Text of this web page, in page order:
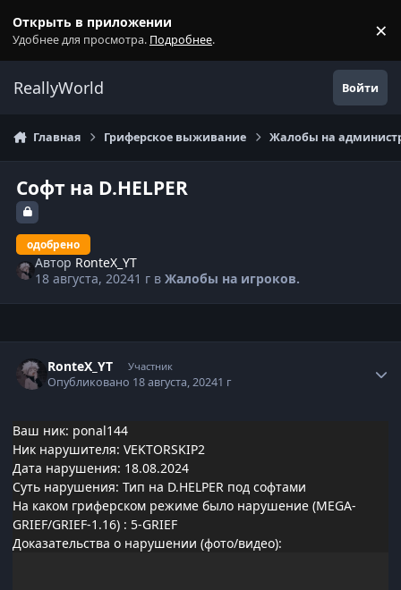
Открыть в приложении
Удобнее для просмотра. Подробнее. ×
ReallyWorld Войти
Главная Гриферское выживание Жалобы на
Софт на D.HELPER
одобрено
Автор RonteX_YT
18 августа, 20241 г вЖалобы на игроков.
RonteX_YT Участник
Опубликовано 18 августа, 20241 г
Ваш ник: ponal144
Ник нарушителя: VEKTORSKIP2
Дата нарушения: 18.08.2024
Суть нарушения: Тип на D.HELPER под софтами
На каком гриферском режиме было нарушение (MEGA-
GRIEF/GRIEF-1.16) : 5-GRIEF
Доказательства о нарушении (фото/видео):